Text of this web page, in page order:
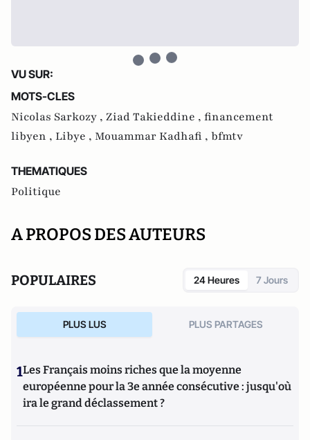
VU SUR:
MOTS-CLES
Nicolas Sarkozy , Ziad Takieddine , financement
libyen , Libye , Mouammar Kadhafi , bfmtv
THEMATIQUES
Politique
A PROPOS DES AUTEURS
POPULAIRES 24 Heures 7 Jours
PLUS LUS PLUS PARTAGES
1Les Français moins riches que la moyenne
européenne pour la 3e année consécutive : jusqu'où
ira le grand déclassement ?